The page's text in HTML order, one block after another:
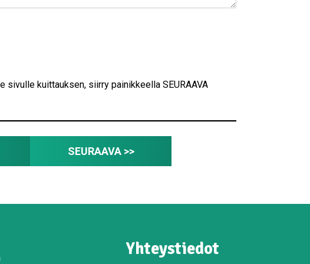
sivulle kuittauksen, siirry painikkeella SEURAAVA
SEURAAVA >>
Yhteystiedot